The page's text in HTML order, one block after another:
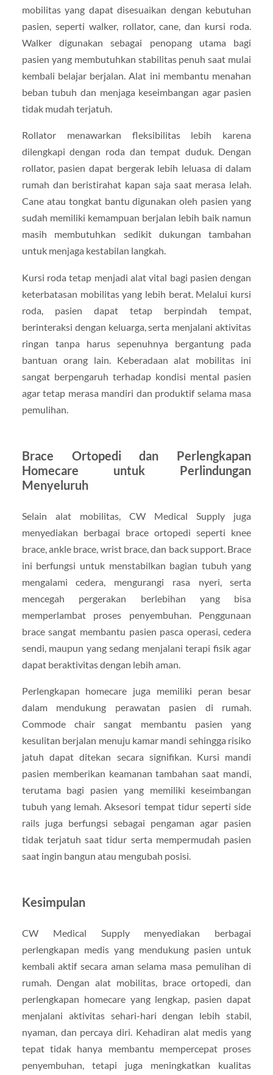
mobilitas yang dapat disesuaikan dengan kebutuhan
pasien, seperti walker, rollator, cane, dan kursi roda.
Walker digunakan sebagai penopang utama bagi
pasien yang membutuhkan stabilitas penuh saat mulai
kembali belajar berjalan. Alat ini membantu menahan
beban tubuh dan menjaga keseimbangan agar pasien
tidak mudah terjatuh.
Rollator menawarkan fleksibilitas lebih karena
dilengkapi dengan roda dan tempat duduk. Dengan
rollator, pasien dapat bergerak lebih leluasa di dalam
rumah dan beristirahat kapan saja saat merasa lelah.
Cane atau tongkat bantu digunakan oleh pasien yang
sudah memiliki kemampuan berjalan lebih baik namun
masih membutuhkan sedikit dukungan tambahan
untuk menjaga kestabilan langkah.
Kursi roda tetap menjadi alat vital bagi pasien dengan
keterbatasan mobilitas yang lebih berat. Melalui kursi
roda, pasien dapat tetap berpindah tempat,
berinteraksi dengan keluarga, serta menjalani aktivitas
ringan tanpa harus sepenuhnya bergantung pada
bantuan orang lain. Keberadaan alat mobilitas ini
sangat berpengaruh terhadap kondisi mental pasien
agar tetap merasa mandiri dan produktif selama masa
pemulihan.
Brace Ortopedi dan Perlengkapan
Homecare untuk Perlindungan
Menyeluruh
Selain alat mobilitas, CW Medical Supply juga
menyediakan berbagai brace ortopedi seperti knee
brace, ankle brace, wrist brace, dan back support. Brace
ini berfungsi untuk menstabilkan bagian tubuh yang
mengalami cedera, mengurangi rasa nyeri, serta
mencegah pergerakan berlebihan yang bisa
memperlambat proses penyembuhan. Penggunaan
brace sangat membantu pasien pasca operasi, cedera
sendi, maupun yang sedang menjalani terapi fisik agar
dapat beraktivitas dengan lebih aman.
Perlengkapan homecare juga memiliki peran besar
dalam mendukung perawatan pasien di rumah.
Commode chair sangat membantu pasien yang
kesulitan berjalan menuju kamar mandi sehingga risiko
jatuh dapat ditekan secara signifikan. Kursi mandi
pasien memberikan keamanan tambahan saat mandi,
terutama bagi pasien yang memiliki keseimbangan
tubuh yang lemah. Aksesori tempat tidur seperti side
rails juga berfungsi sebagai pengaman agar pasien
tidak terjatuh saat tidur serta mempermudah pasien
saat ingin bangun atau mengubah posisi.
Kesimpulan
CW Medical Supply menyediakan berbagai
perlengkapan medis yang mendukung pasien untuk
kembali aktif secara aman selama masa pemulihan di
rumah. Dengan alat mobilitas, brace ortopedi, dan
perlengkapan homecare yang lengkap, pasien dapat
menjalani aktivitas sehari-hari dengan lebih stabil,
nyaman, dan percaya diri. Kehadiran alat medis yang
tepat tidak hanya membantu mempercepat proses
penyembuhan, tetapi juga meningkatkan kualitas